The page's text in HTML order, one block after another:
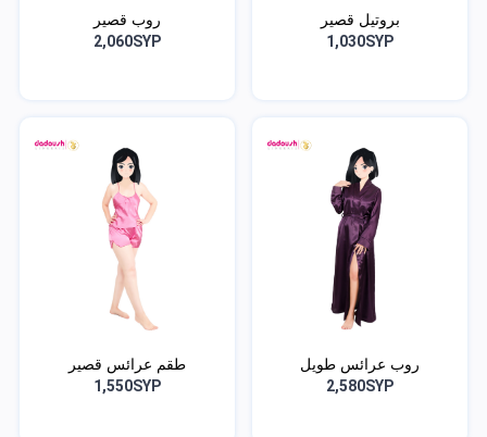
بروتيل قصير
1,030SYP
روب قصير
2,060SYP
روب عرائس طويل
2,580SYP
طقم عرائس قصير
1,550SYP